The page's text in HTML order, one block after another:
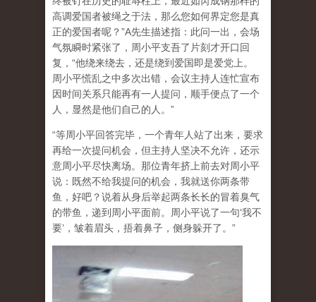
高调爱国者被绳之于法，那么您如何界定您是真
正的爱国者呢？”A先生描述指：此问一出，会场
气氛瞬时紧张了，周小平支吾了片刻才开口回
复，“他绕来绕去，还是绕到爱国即是爱党上。
周小平慌乱之中多次出错，会议主持人连忙宣布
因时间关系只能再有一人提问，顺手便点了一个
人，显然是他们自己的人。”
“等周小平回答完毕，一个青年人站了出来，要求
再给一次提问机会，但主持人坚决不允许，还示
意周小平尽快离场。那位青年挤上前去对周小平
说：既然不给我提问的机会，我就送你两条带
鱼，好吧？说着从身后举起两条长长的冒着臭气
的带鱼，递到周小平面前。周小平说了一句‘我不
要’，皱着眉头，捂着鼻子，侧身躲开了。”